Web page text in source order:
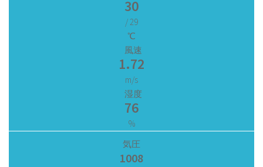
30
/ 29
℃
風速
1.72
m/s
湿度
76
%
気圧
1008